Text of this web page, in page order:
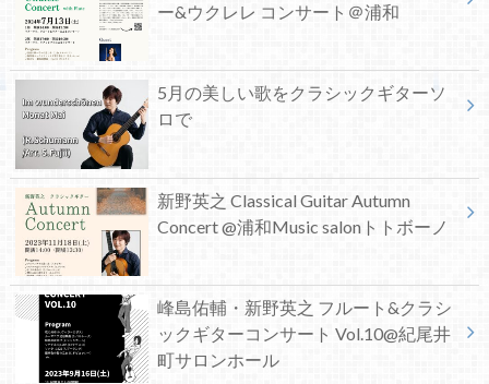
ー&ウクレレ コンサート＠浦和
5月の美しい歌をクラシックギターソ
ロで
新野英之 Classical Guitar Autumn
Concert @浦和Music salonトトボーノ
峰島佑輔・新野英之 フルート&クラシ
ックギターコンサート Vol.10@紀尾井
町サロンホール